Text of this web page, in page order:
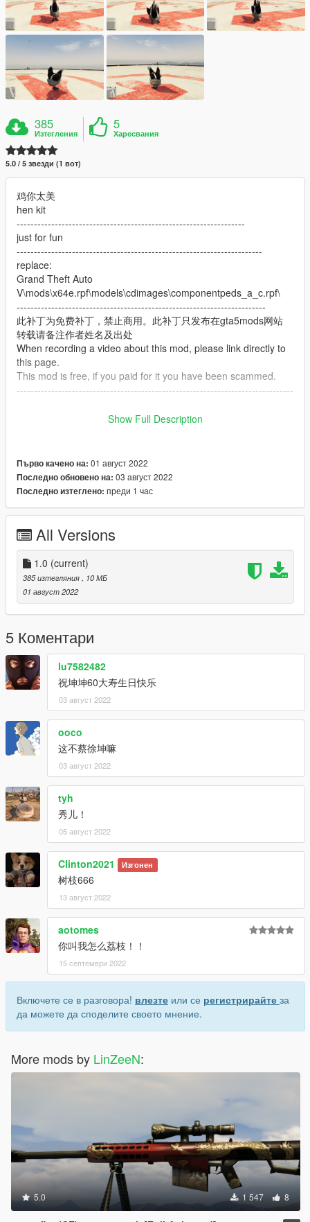
385
Изтегления
5
Харесвания
5.0 / 5 звезди (1 вот)
鸡你太美
hen kit
------------------------------------------------------------------
just for fun
-----------------------------------------------------------------------
replace:
Grand Theft Auto
V\mods\x64e.rpf\models\cdimages\componentpeds_a_c.rpf\
------------------------------------------------------------------------
此补丁为免费补丁，禁止商用。此补丁只发布在gta5mods网站
转载请备注作者姓名及出处
When recording a video about this mod, please link directly to
this page.
This mod is free, if you paid for it you have been scammed.
--------------------------------------------------------------------------------
Show Full Description
Първо качено на: 01 август 2022
Последно обновено на: 03 август 2022
Последно изтеглено: преди 1 час
All Versions
1.0 (current)
385 изтегляния
, 10 МБ
01 август 2022
5 Коментари
lu7582482
祝坤坤60大寿生日快乐
03 август 2022
ooco
这不蔡徐坤嘛
03 август 2022
tyh
秀儿！
05 август 2022
Clinton2021 Изгонен
树枝666
13 август 2022
aotomes
你叫我怎么荔枝！！
15 септември 2022
Включете се в разговора! влезте или се регистрирайте за
да можете да споделите своето мнение.
More mods by LinZeeN:
5.0 1 547 8